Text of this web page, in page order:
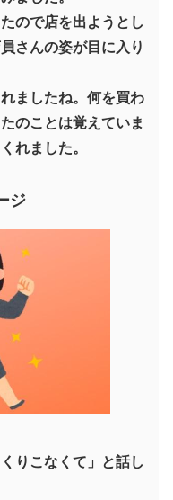
ので店を出ようとし
さんの姿が目に入り
ましたね。何を買わ
のことは覚えていま
れました。
ジ
りこなくて」と話し